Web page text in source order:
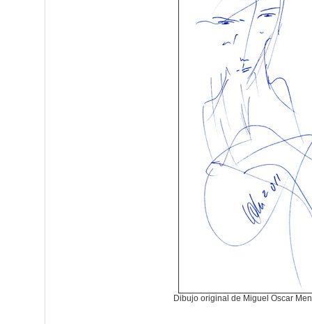
Dibujo original de Miguel Oscar